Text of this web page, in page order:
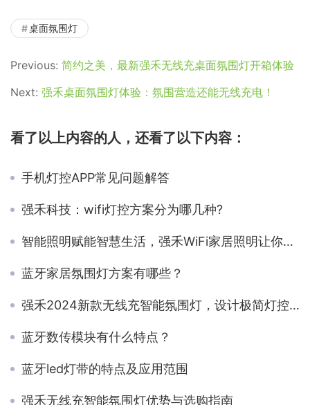
桌面氛围灯
Previous: 简约之美，最新强禾无线充桌面氛围灯开箱体验
Next: 强禾桌面氛围灯体验：氛围营造还能无线充电！
看了以上内容的人，还看了以下内容：
手机灯控APP常见问题解答
强禾科技：wifi灯控方案分为哪几种?
智能照明赋能智慧生活，强禾WiFi家居照明让你的家更聪明
蓝牙家居氛围灯方案有哪些？
强禾2024新款无线充智能氛围灯，设计极简灯控智能！
蓝牙数传模块有什么特点？
蓝牙led灯带的特点及应用范围
强禾无线充智能氛围灯优势与选购指南